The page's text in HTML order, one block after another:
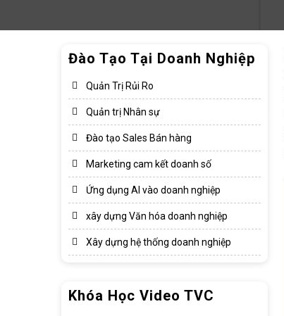
Đào Tạo Tại Doanh Nghiệp
Quản Trị Rủi Ro
Quản trị Nhân sự
Đào tạo Sales Bán hàng
Marketing cam kết doanh số
Ứng dụng AI vào doanh nghiệp
xây dựng Văn hóa doanh nghiệp​
Xây dựng hệ thống doanh nghiệp​
Khóa Học Video TVC